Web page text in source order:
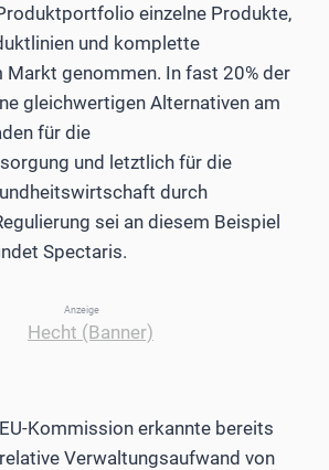
einzelne Produkte,
und komplette
Markt genommen. In fast 20% der
gleichwertigen Alternativen am
für die
und letztlich für die
durch
sei an diesem Beispiel
Spectaris.
Anzeige
Kommission erkannte bereits
Verwaltungsaufwand von